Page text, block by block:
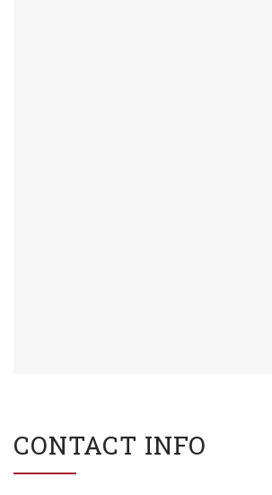
CONTACT INFO